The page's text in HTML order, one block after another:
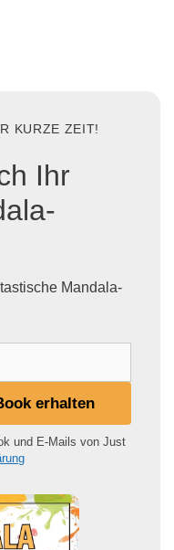
KURZE ZEIT!
Ihr
Mandala-
erhalten
und E-Mails von Just